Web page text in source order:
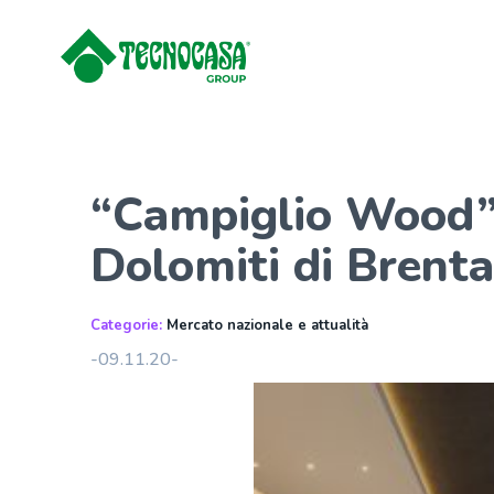
“Campiglio
Dolomiti di Brenta
Categorie: Mercato nazionale e attualità
-09.11.20-